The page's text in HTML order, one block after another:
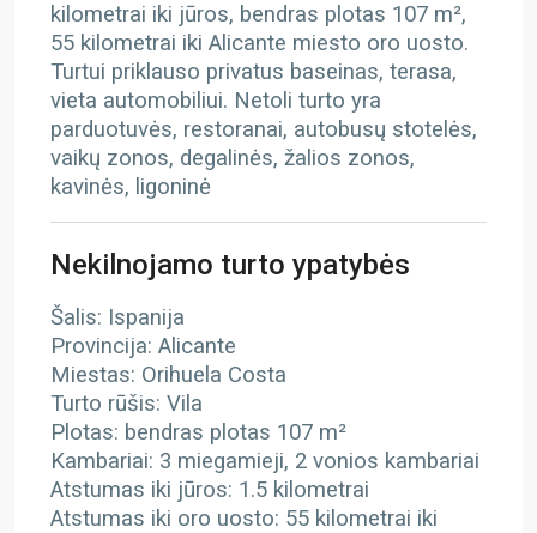
kilometrai iki jūros, bendras plotas 107 m²,
55 kilometrai iki Alicante miesto oro uosto.
Turtui priklauso privatus baseinas, terasa,
vieta automobiliui. Netoli turto yra
parduotuvės, restoranai, autobusų stotelės,
vaikų zonos, degalinės, žalios zonos,
kavinės, ligoninė
Nekilnojamo turto ypatybės
Šalis: Ispanija
Provincija: Alicante
Miestas: Orihuela Costa
Turto rūšis: Vila
Plotas: bendras plotas 107 m²
Kambariai: 3 miegamieji, 2 vonios kambariai
Atstumas iki jūros: 1.5 kilometrai
Atstumas iki oro uosto: 55 kilometrai iki